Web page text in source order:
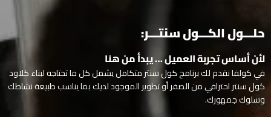
حلـــول الكـــول سنتـــر:
لأن أساس تجربة العميل … يبدأ من هنا
في كولفا نقدم لك برنامج كول سنتر متكامل يشمل كل ما تحتاجه لبناء كلاود
كول سنتر احترافي من الصفر أو تطوير الموجود لديك بما يناسب طبيعة نشاطك
وسلوك جمهورك.